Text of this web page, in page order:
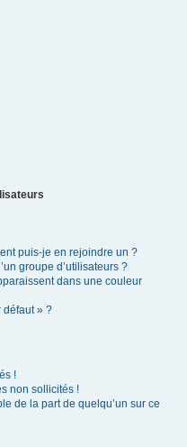
puis-je en rejoindre un ?
groupe d’utilisateurs ?
dans une couleur
défaut » ?
!
non sollicités !
de la part de quelqu’un sur ce